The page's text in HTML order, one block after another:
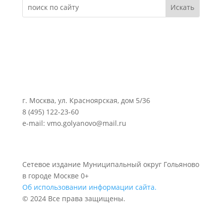
г. Москва, ул. Красноярская, дом 5/36
8 (495) 122-23-60
e-mail: vmo.golyanovo@mail.ru
Сетевое издание Муниципальный округ Гольяново
в городе Москве 0+
Об использовании информации сайта.
© 2024 Все права защищены.